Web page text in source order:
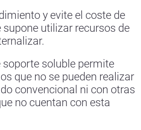
y evite el coste de
utilizar recursos de
soporte soluble permite
que no se pueden realizar
convencional ni con otras
no cuentan con esta